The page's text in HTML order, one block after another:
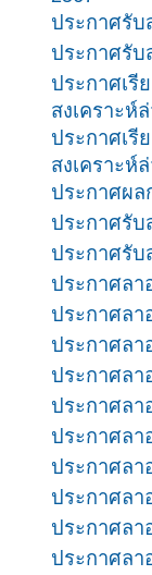
ประกาศรั
ประกาศรั
ประกาศเรี
สงเคราะห์
ประกาศเรี
สงเคราะห์
ประกาศผล
ประกาศรับ
ประกาศรั
ประกาศลา
ประกาศลา
ประกาศลา
ประกาศลา
ประกาศลา
ประกาศลา
ประกาศลา
ประกาศลา
ประกาศลา
ประกาศลา